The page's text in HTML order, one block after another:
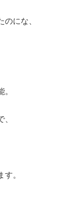
のにな、
。